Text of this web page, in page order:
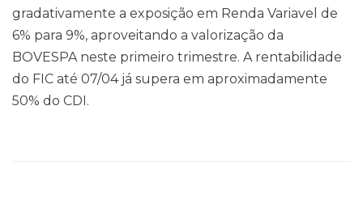
gradativamente a exposição em Renda Variavel de
6% para 9%, aproveitando a valorização da
BOVESPA neste primeiro trimestre. A rentabilidade
do FIC até 07/04 já supera em aproximadamente
50% do CDI.